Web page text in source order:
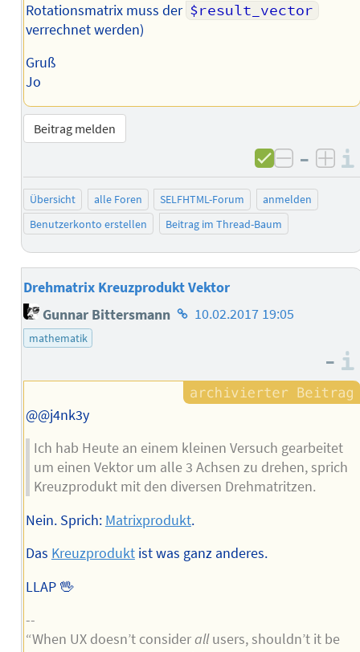
Rotationsmatrix muss der $result_vector
verrechnet werden)
Gruß
Jo
Beitrag melden
negativ
–
Übersicht alle Foren SELFHTML-Forum
anmelden
Benutzerkonto erstellen
Beitrag im Thread-Baum
Drehmatrix Kreuzprodukt Vektor
Gunnar Bittersmann Homepage
10.02.2017 19:05
mathematik
–
@@j4nk3y
Ich hab Heute an einem kleinen Versuch gearbeitet
um einen Vektor um alle 3 Achsen zu drehen, sprich
Kreuzprodukt mit den diversen Drehmatritzen.
Nein. Sprich: Matrixprodukt.
Das Kreuzproduktist was ganz anderes.
LLAP 🖖
--
“When UX doesn’t considerallusers, shouldn’t it be